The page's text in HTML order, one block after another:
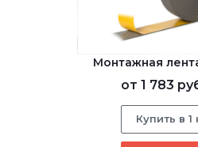
Монтажная
от 1 783
Купить в 1